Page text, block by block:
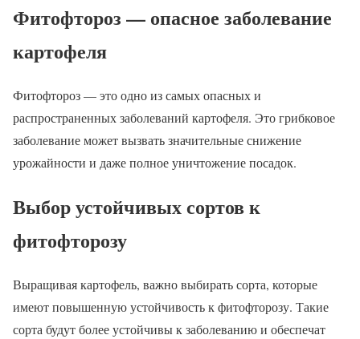
Фитофтороз — опасное заболевание
картофеля
Фитофтороз — это одно из самых опасных и
распространенных заболеваний картофеля. Это грибковое
заболевание может вызвать значительные снижение
урожайности и даже полное уничтожение посадок.
Выбор устойчивых сортов к
фитофторозу
Выращивая картофель, важно выбирать сорта, которые
имеют повышенную устойчивость к фитофторозу. Такие
сорта будут более устойчивы к заболеванию и обеспечат